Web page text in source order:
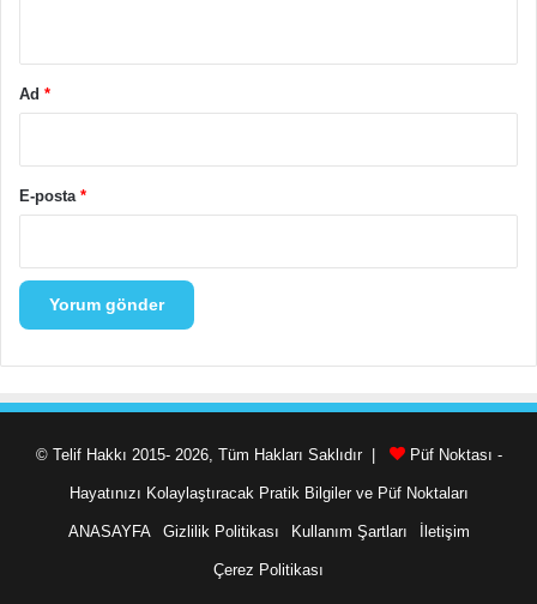
Ad *
E-posta *
© Telif Hakkı 2015- 2026, Tüm Hakları Saklıdır | Püf Noktası -
Hayatınızı Kolaylaştıracak Pratik Bilgiler ve Püf Noktaları
ANASAYFA Gizlilik Politikası Kullanım Şartları İletişim
Çerez Politikası